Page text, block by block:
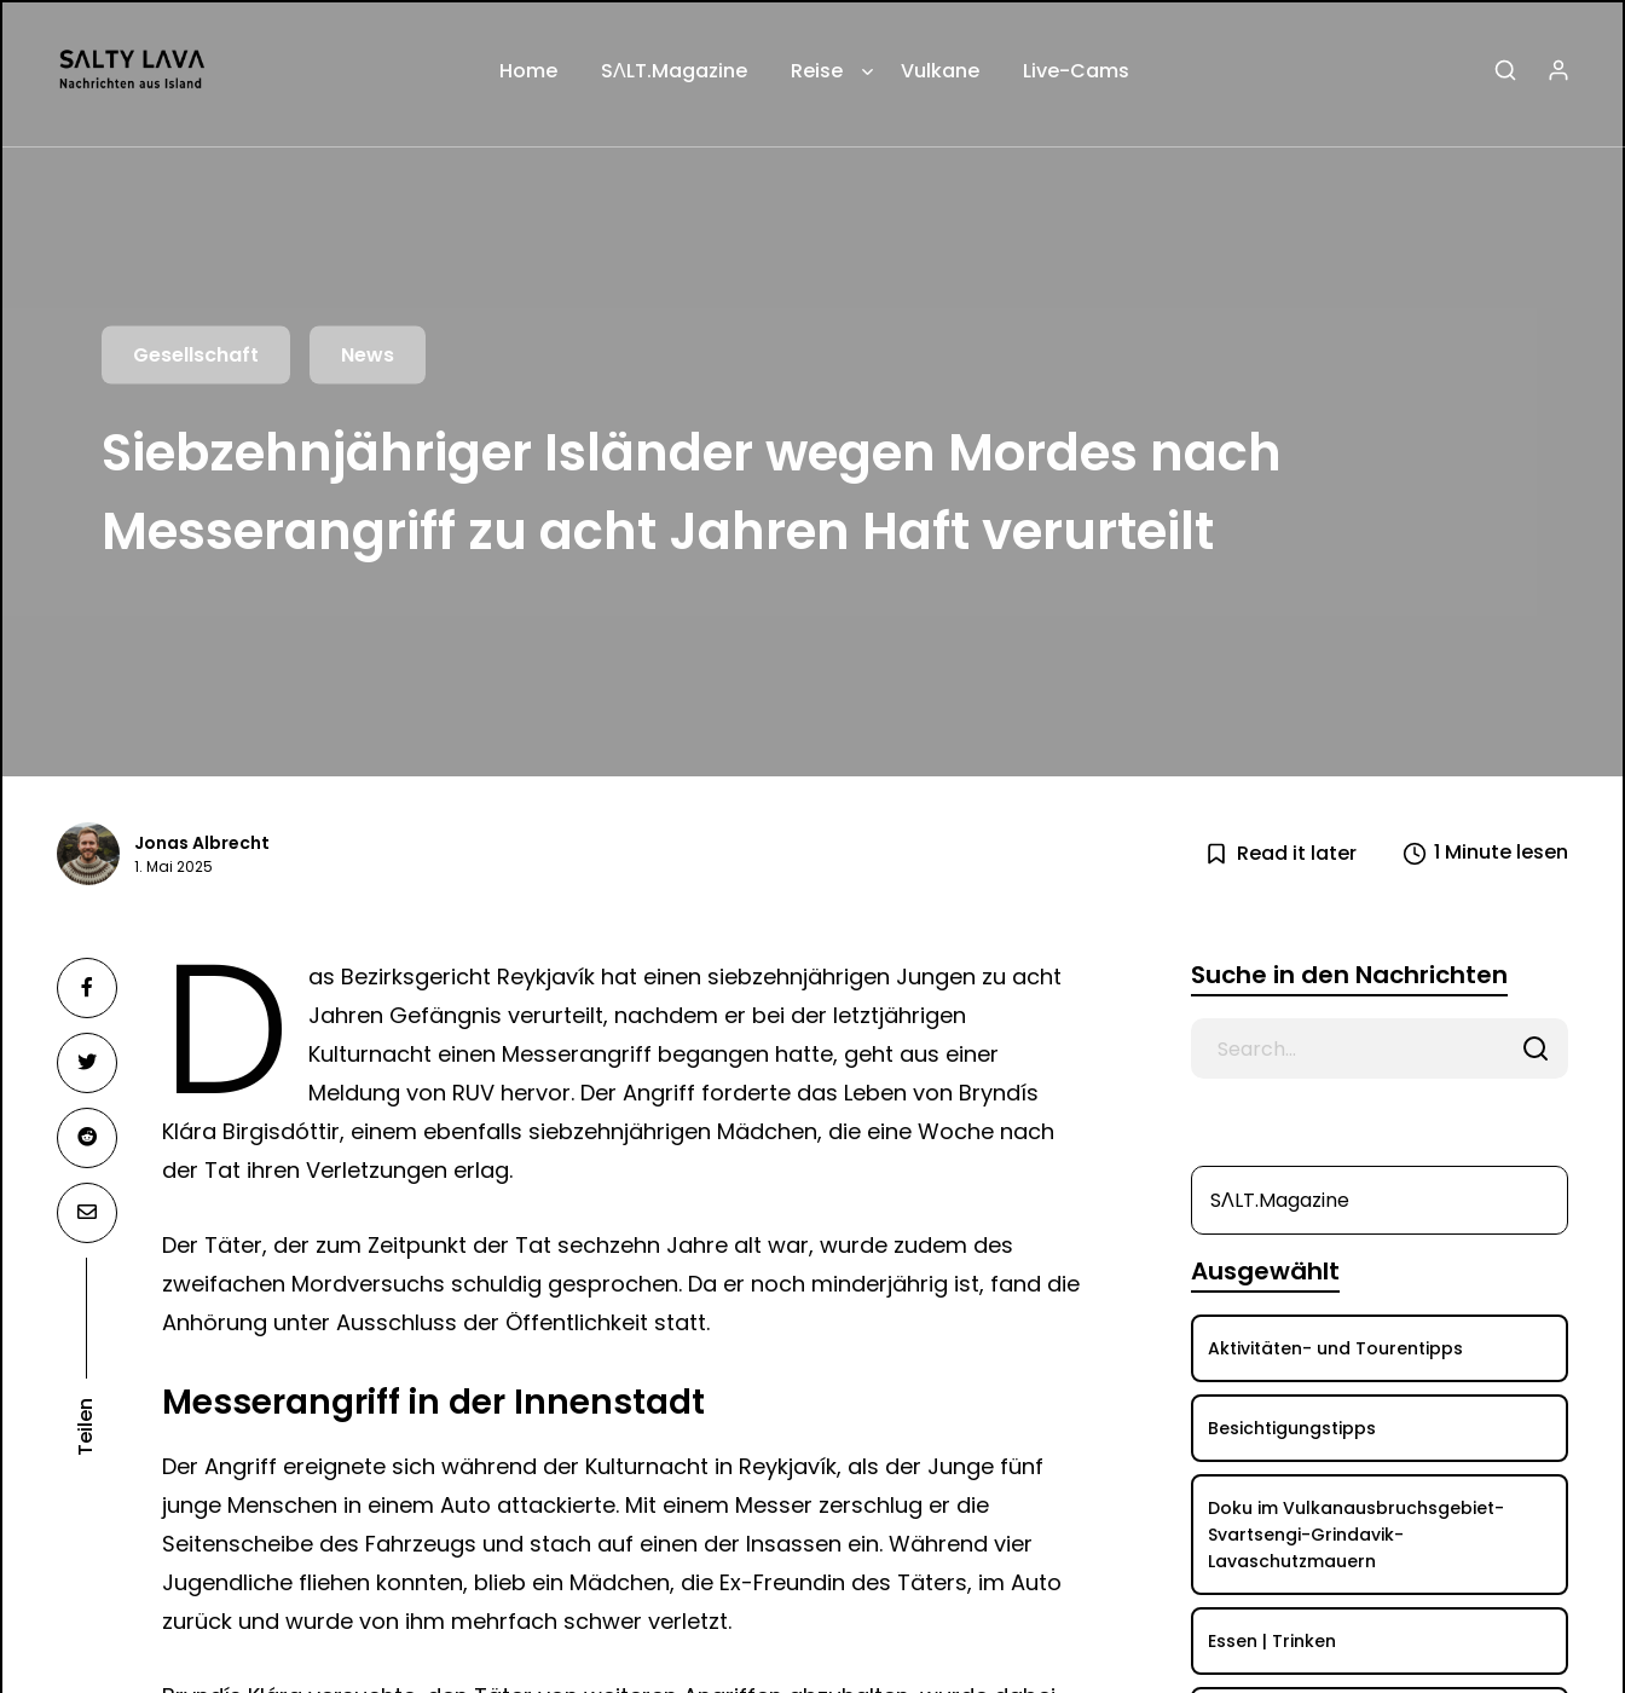
Home SΛLT.Magazine Reise Vulkane Live-Cams
Gesellschaft News
Siebzehnjähriger Isländer wegen Mordes nach
Messerangriff zu acht Jahren Haft verurteilt
Jonas Albrecht
1. Mai 2025 Read it later 1 Minute lesen
D
as Bezirksgericht Reykjavík hat einen siebzehnjährigen Jungen zu acht
Jahren Gefängnis verurteilt, nachdem er bei der letztjährigen
Kulturnacht einen Messerangriff begangen hatte, geht aus einer
Meldung von RUV hervor. Der Angriff forderte das Leben von Bryndís
Klára Birgisdóttir, einem ebenfalls siebzehnjährigen Mädchen, die eine Woche nach
der Tat ihren Verletzungen erlag.
Der Täter, der zum Zeitpunkt der Tat sechzehn Jahre alt war, wurde zudem des
zweifachen Mordversuchs schuldig gesprochen. Da er noch minderjährig ist, fand die
Anhörung unter Ausschluss der Öffentlichkeit statt.
Messerangriff in der Innenstadt
Der Angriff ereignete sich während der Kulturnacht in Reykjavík, als der Junge fünf
junge Menschen in einem Auto attackierte. Mit einem Messer zerschlug er die
Seitenscheibe des Fahrzeugs und stach auf einen der Insassen ein. Während vier
Jugendliche fliehen konnten, blieb ein Mädchen, die Ex-Freundin des Täters, im Auto
zurück und wurde von ihm mehrfach schwer verletzt.
Teilen
Suche in den Nachrichten
SΛLT.Magazine
Ausgewählt
Aktivitäten- und Tourentipps
Besichtigungstipps
Doku im Vulkanausbruchsgebiet-
Svartsengi-Grindavik-
Lavaschutzmauern
Essen | Trinken